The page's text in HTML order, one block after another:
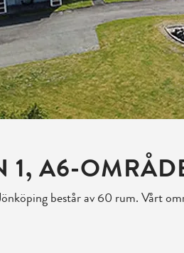
1, A6-
består av 60 rum. Vårt